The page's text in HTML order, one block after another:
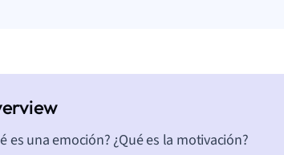
es una emoción? ¿Qué es la motivación?